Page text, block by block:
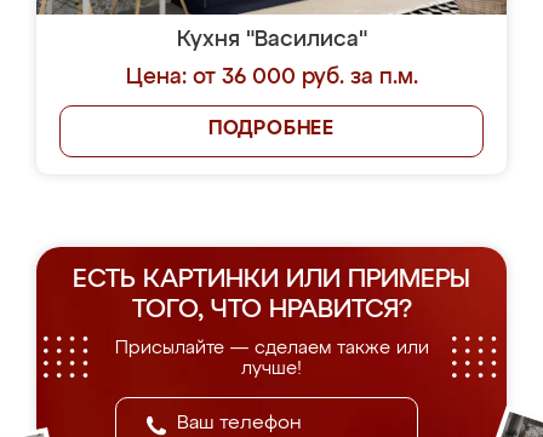
Кухня "Василиса"
Цена: от 36 000 руб. за п.м.
ПОДРОБНЕЕ
ЕСТЬ КАРТИНКИ ИЛИ ПРИМЕРЫ
ТОГО, ЧТО НРАВИТСЯ?
Присылайте — сделаем также или
лучше!